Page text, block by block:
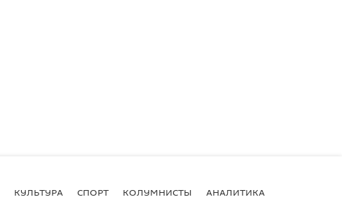
КУЛЬТУРА СПОРТ КОЛУМНИСТЫ АНАЛИТИКА